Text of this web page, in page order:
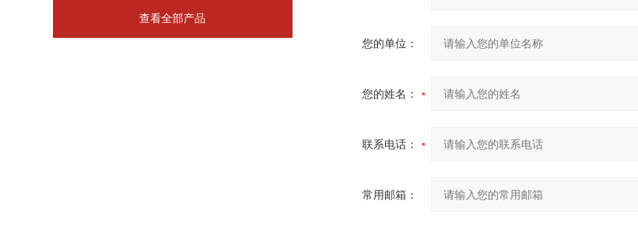
查看全部产品
您的单位：
您的姓名：
联系电话：
常用邮箱：